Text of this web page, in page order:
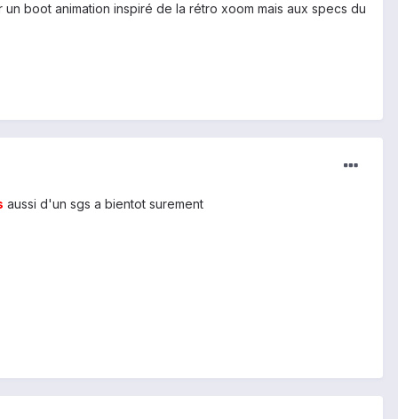
boot animation inspiré de la rétro xoom mais aux specs du
aussi d'un sgs a bientot surement